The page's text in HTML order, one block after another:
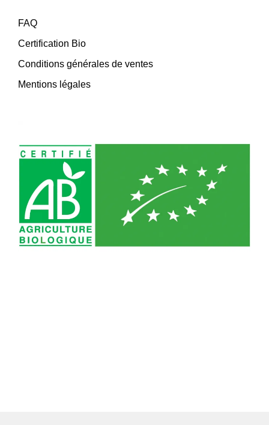
EN SAVOIR PLUS